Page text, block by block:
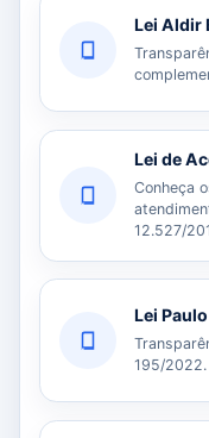
Lei Aldir
Lei de
Conheça
12.527/
Lei
195/2022.